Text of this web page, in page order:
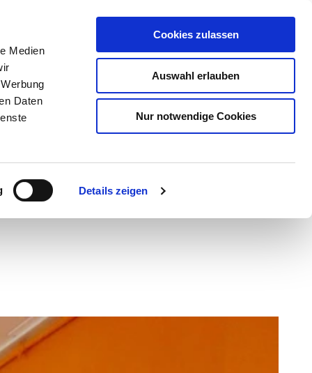
Medien
Daten
Details zeigen
Cookies zulassen
Auswahl erlauben
Nur notwendige Cookies